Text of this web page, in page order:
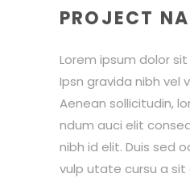
PROJECT
Lorem ipsum dolor
Ipsn gravida nibh vel
Aenean sollicitudin,
ndum auci elit
nibh id elit. Duis sed
vulp utate cursu a sit